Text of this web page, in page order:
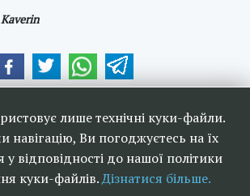
лише технічні куки-файли.
Ви погоджуєтесь на їх
відповідності до нашої політики
куки-файлів.Дізнатися більше.